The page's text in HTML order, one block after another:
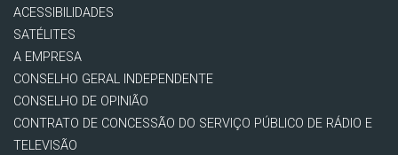
ACESSIBILIDADES
SATÉLITES
A EMPRESA
CONSELHO GERAL INDEPENDENTE
CONSELHO DE OPINIÃO
CONTRATO DE CONCESSÃO DO SERVIÇO PÚBLICO DE RÁDIO E
TELEVISÃO